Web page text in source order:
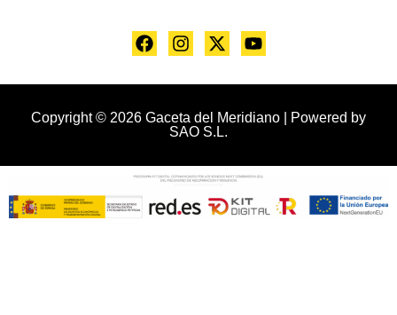
Copyright © 2026 Gaceta del Meridiano | Powered by
SAO S.L.